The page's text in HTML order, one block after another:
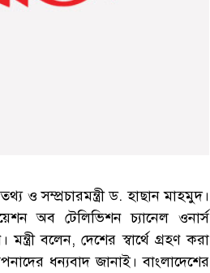
ও সম্প্রচারমন্ত্রী ড. হাছান মাহমুদ।
অব টেলিভিশন চ্যানেল ওনার্স
বলেন, দেশের স্বার্থে গ্রহণ করা
ধন্যবাদ জানাই। বাংলাদেশের